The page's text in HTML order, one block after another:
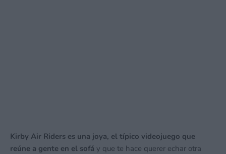
Kirby Air Riders es una joya, el típico videojuego que
reúne a gente en el sofá y que te hace querer echar otra